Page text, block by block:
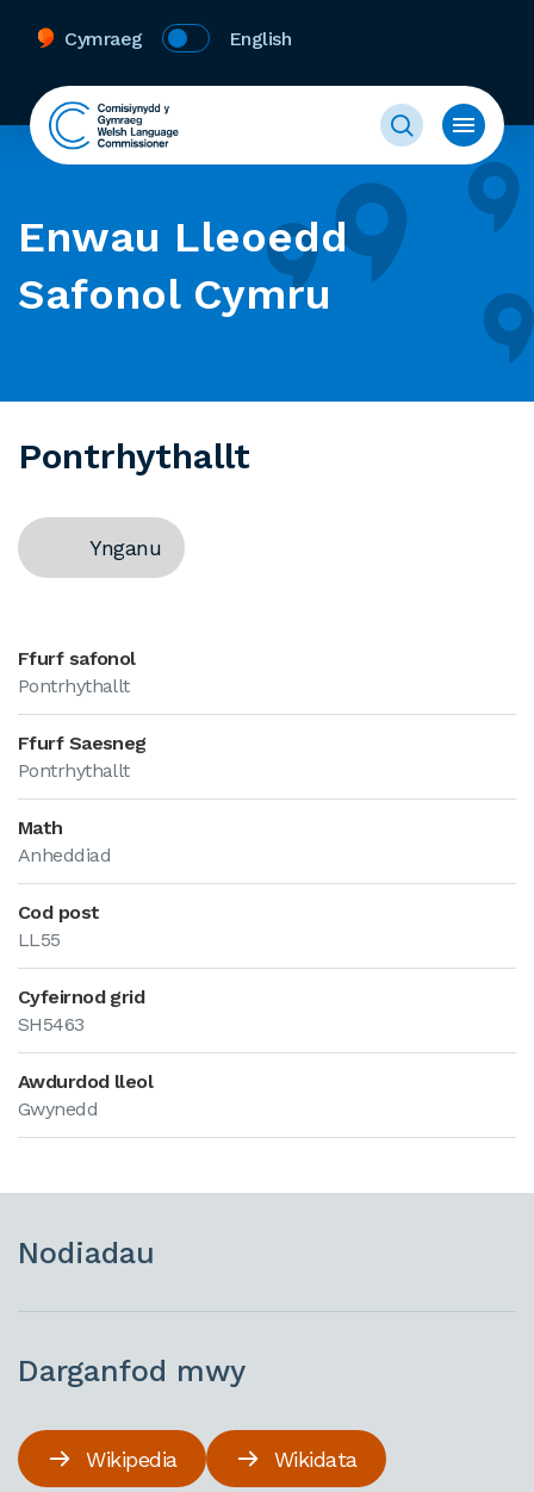
Cymraeg English
Enwau Lleoedd
Safonol Cymru
Pontrhythallt
Ynganu
Ffurf safonol
Pontrhythallt
Ffurf Saesneg
Pontrhythallt
Math
Anheddiad
Cod post
LL55
Cyfeirnod grid
SH5463
Awdurdod lleol
Gwynedd
Nodiadau
Darganfod mwy
Wikipedia Wikidata